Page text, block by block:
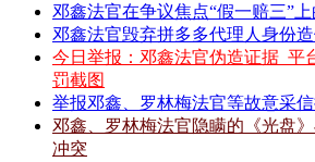
邓鑫法官在争议焦点“假一赔三”
邓鑫法官毁弃拼多多代理人身份
今日举报：邓鑫法官伪造证据_平
罚截图
举报邓鑫、罗林梅法官等故意采
邓鑫、罗林梅法官隐瞒的《光盘
冲突